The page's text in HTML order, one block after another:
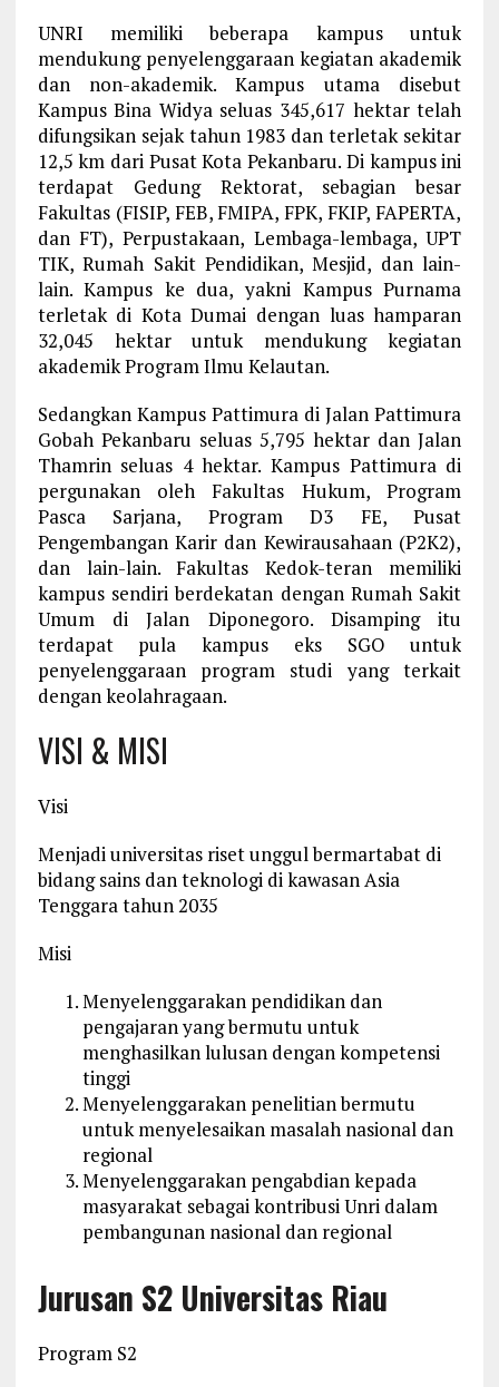
UNRI memiliki beberapa kampus untuk
mendukung penyelenggaraan kegiatan akademik
dan non-akademik. Kampus utama disebut
Kampus Bina Widya seluas 345,617 hektar telah
difungsikan sejak tahun 1983 dan terletak sekitar
12,5 km dari Pusat Kota Pekanbaru. Di kampus ini
terdapat Gedung Rektorat, sebagian besar
Fakultas (FISIP, FEB, FMIPA, FPK, FKIP, FAPERTA,
dan FT), Perpustakaan, Lembaga-lembaga, UPT
TIK, Rumah Sakit Pendidikan, Mesjid, dan lain-
lain. Kampus ke dua, yakni Kampus Purnama
terletak di Kota Dumai dengan luas hamparan
32,045 hektar untuk mendukung kegiatan
akademik Program Ilmu Kelautan.
Sedangkan Kampus Pattimura di Jalan Pattimura
Gobah Pekanbaru seluas 5,795 hektar dan Jalan
Thamrin seluas 4 hektar. Kampus Pattimura di
pergunakan oleh Fakultas Hukum, Program
Pasca Sarjana, Program D3 FE, Pusat
Pengembangan Karir dan Kewirausahaan (P2K2),
dan lain-lain. Fakultas Kedok-teran memiliki
kampus sendiri berdekatan dengan Rumah Sakit
Umum di Jalan Diponegoro. Disamping itu
terdapat pula kampus eks SGO untuk
penyelenggaraan program studi yang terkait
dengan keolahragaan.
VISI & MISI
Visi
Menjadi universitas riset unggul bermartabat di
bidang sains dan teknologi di kawasan Asia
Tenggara tahun 2035
Misi
Menyelenggarakan pendidikan dan
pengajaran yang bermutu untuk
menghasilkan lulusan dengan kompetensi
tinggi
Menyelenggarakan penelitian bermutu
untuk menyelesaikan masalah nasional dan
regional
Menyelenggarakan pengabdian kepada
masyarakat sebagai kontribusi Unri dalam
pembangunan nasional dan regional
Jurusan S2 Universitas Riau
Program S2